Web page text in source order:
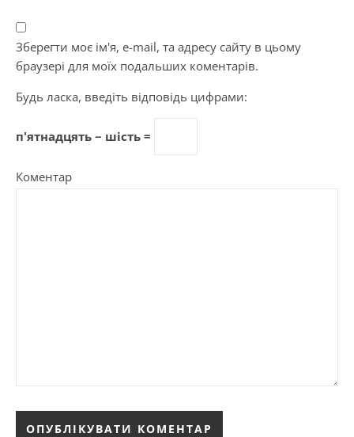
Зберегти моє ім'я, e-mail, та адресу сайту в цьому
браузері для моїх подальших коментарів.
Будь ласка, введіть відповідь цифрами:
п'ятнадцять − шість =
Коментар